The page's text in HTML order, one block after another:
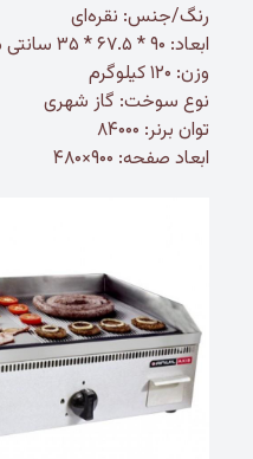
رنگ/جنس: نقره‌ای
ابعاد: ۹۰ * ۶۷.۵ * ۳۵ سانتی متر
وزن: ۱۲۰ کیلوگرم
نوع سوخت: گاز شهری
توان برنر: ۸۴۰۰۰
ابعاد صفحه: ۹۰۰×۴۸۰